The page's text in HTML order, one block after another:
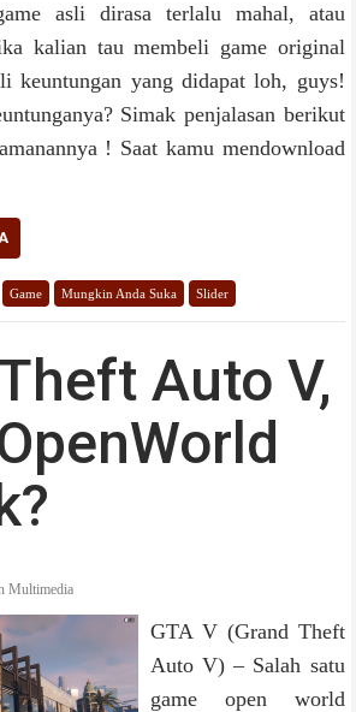
asli dirasa terlalu mahal, atau
kalian tau membeli game original
keuntungan yang didapat loh, guys!
Simak penjalasan berikut
! Saat kamu mendownload
Game Mungkin Anda Suka Slider
Auto V,
Multimedia
GTA V (Grand Theft
Auto V) – Salah satu
game open world